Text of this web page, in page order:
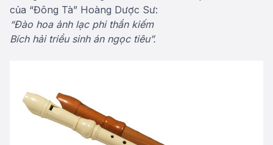
của “Đông Tà” Hoàng Dược Sư:
“Đào hoa ảnh lạc phi thần kiếm
Bích hải triều sinh án ngọc tiêu”.